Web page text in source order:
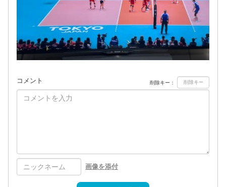
コメント 削除キー：
画像を添付